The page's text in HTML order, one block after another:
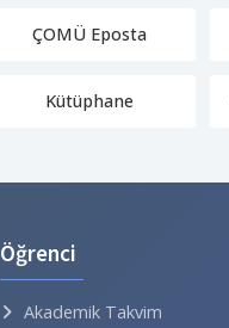
ÇOMÜ Eposta
Kütüphane
Öğrenci
Akademik Takvim